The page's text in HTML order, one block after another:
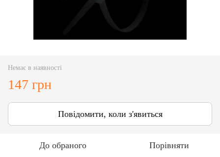
Немає в наявності
147 грн
Повідомити, коли з'явиться
До обраного Порівняти